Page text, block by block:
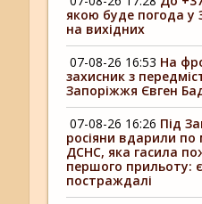
якою буде погода у
на вихідних
07-08-26 16:53 На
захисник з
Запоріжжя Євген
07-08-26 16:26 Під
росіяни вдарили по
ДСНС, яка гасила
першого прильоту: є
постраждалі